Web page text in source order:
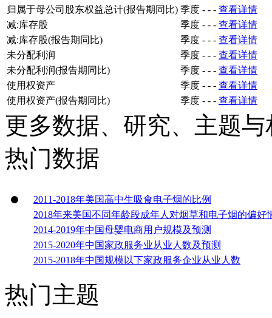
归属于母公司股东权益总计(报告期同比) 季度 - - - 查看详情
减:库存股
季度 - - - 查看详情
减:库存股(报告期同比)
季度 - - - 查看详情
未分配利润
季度 - - - 查看详情
未分配利润(报告期同比)
季度 - - - 查看详情
使用权资产
季度 - - - 查看详情
使用权资产(报告期同比)
季度 - - - 查看详情
更多数据、研究、主题
热门数据
2011-2018年美国高中生吸食电子烟的比例
2018年来美国不同年龄段成年人对烟草和电子烟的偏好
2014-2019年中国母婴电商用户规模及预测
2015-2020年中国家政服务业从业人数及预测
2015-2018年中国规模以下家政服务企业从业人数
热门主题